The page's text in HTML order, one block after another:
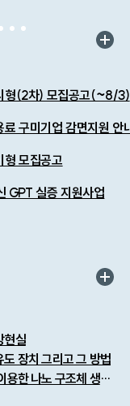
형(2차) 모집공고(~8/3)
구미기업 감면지원 안
모집공고
GPT 실증 지원사업
현실
장치 그리고 그 방법
롤 투 롤 플레이트 프로세스를 이용한 나노 구조체 생성 방법